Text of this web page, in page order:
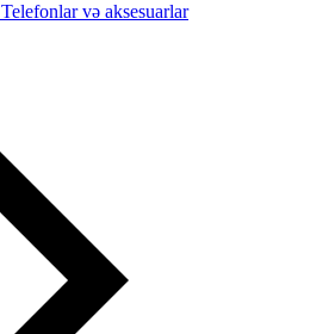
Telefonlar və aksesuarlar